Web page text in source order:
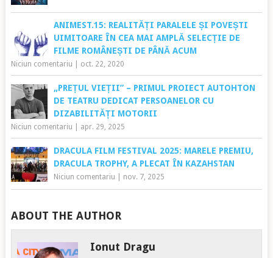
ANIMEST.15: REALITĂȚI PARALELE ȘI POVEȘTI
UIMITOARE ÎN CEA MAI AMPLĂ SELECȚIE DE
FILME ROMÂNEȘTI DE PÂNĂ ACUM
Niciun comentariu oct. 22, 2020
„PREȚUL VIEȚII” – PRIMUL PROIECT AUTOHTON
DE TEATRU DEDICAT PERSOANELOR CU
DIZABILITĂȚI MOTORII
Niciun comentariu apr. 29, 2025
DRACULA FILM FESTIVAL 2025: MARELE PREMIU,
DRACULA TROPHY, A PLECAT ÎN KAZAHSTAN
Niciun comentariu nov. 7, 2025
ABOUT THE AUTHOR
Ionut Dragu